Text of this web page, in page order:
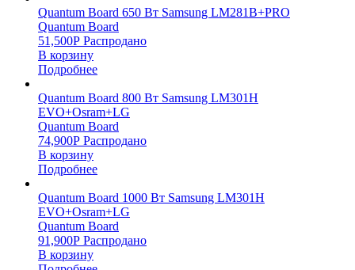
Quantum Board 650 Вт Samsung LM281B+PRO
Quantum Board
51,500Р Распродано
В корзину
Подробнее
Quantum Board 800 Вт Samsung LM301H
EVO+Osram+LG
Quantum Board
74,900Р Распродано
В корзину
Подробнее
Quantum Board 1000 Вт Samsung LM301H
EVO+Osram+LG
Quantum Board
91,900Р Распродано
В корзину